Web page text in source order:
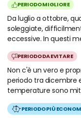
PERIODO MIGLIORE
Da luglio a ottobre,
soleggiate,
eccessive. In questi
PERIODO DA EVITARE
Non c'è un vero e
periodo tra dicembre
temperature sono
PERIODO PIÙ